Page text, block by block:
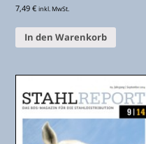
7,49€ inkl. MwSt.
In den Warenkorb